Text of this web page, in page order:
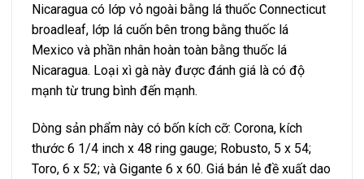
Nicaragua có lớp vỏ ngoài bằng lá thuốc Connecticut
broadleaf, lớp lá cuốn bên trong bằng thuốc lá
Mexico và phần nhân hoàn toàn bằng thuốc lá
Nicaragua. Loại xì gà này được đánh giá là có độ
mạnh từ trung bình đến mạnh.
Dòng sản phẩm này có bốn kích cỡ: Corona, kích
thước 6 1/4 inch x 48 ring gauge; Robusto, 5 x 54;
Toro, 6 x 52; và Gigante 6 x 60. Giá bán lẻ đề xuất dao